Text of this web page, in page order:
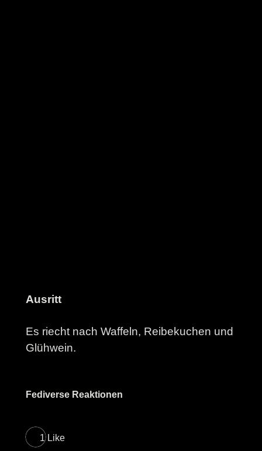
Ausritt
Es riecht nach Waffeln, Reibekuchen und
Glühwein.
Fediverse Reaktionen
1 Like